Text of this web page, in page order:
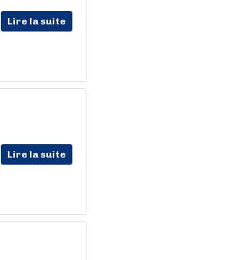
Lire la suite
Lire la suite